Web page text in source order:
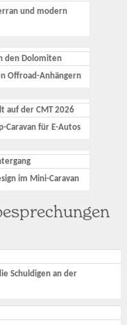
und modern
Offroad-Anhängern
Caravan für E-Autos
im Mini-Caravan
Schuldigen an der